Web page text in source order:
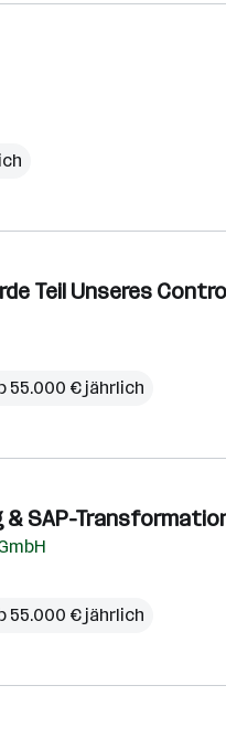
Teil Unseres
55.000 € jährlich
& SAP-
55.000 € jährlich